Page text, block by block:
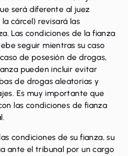
será diferente al juez
cárcel) revisará las
Las condiciones de la fianza
seguir mientras su caso
de posesión de drogas,
pueden incluir evitar
de drogas aleatorias y
Es muy importante que
las condiciones de fianza
condiciones de su fianza, su
ante el tribunal por un cargo